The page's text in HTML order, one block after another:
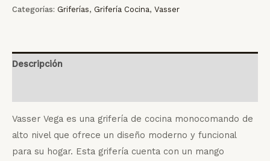
Categorías: Griferías, Grifería Cocina, Vasser
Descripción
Vasser Vega es una grifería de cocina monocomando de
alto nivel que ofrece un diseño moderno y funcional
para su hogar. Esta grifería cuenta con un mango